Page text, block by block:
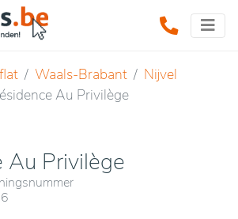
Waals-Brabant
Nijvel
Au Privilège
Au Privilège